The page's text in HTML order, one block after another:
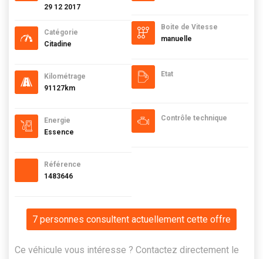
29 12 2017
Catégorie
Citadine
Kilométrage
91127km
Energie
Essence
Référence
1483646
Boite de Vitesse
manuelle
Etat
Contrôle technique
7 personnes consultent actuellement cette offre
Ce véhicule vous intéresse ? Contactez directement le